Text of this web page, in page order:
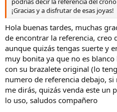
¡Gracias y a disfrutar de esas joyas!
Hola buenas tardes, muchas
de encontrar la referencia, creo
aunque quizás tengas suerte y
muy bonita ya que no es
con su brazalete original (lo
numero de referencia debajo,
me dirás, quizás venda este un
lo uso, saludos compañero